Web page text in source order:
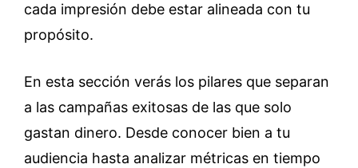
cada impresión debe estar alineada con tu
propósito.
En esta sección verás los pilares que separan
a las campañas exitosas de las que solo
gastan dinero. Desde conocer bien a tu
audiencia hasta analizar métricas en tiempo